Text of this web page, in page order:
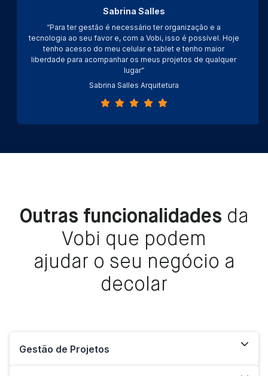
Sabrina Salles
“Para ter gestão é necessário ter organização e a
tecnologia ao seu favor e, com a Vobi, isso é possível. Hoje
tenho acesso do meu celular e tablet e tenho maior
liberdade para acompanhar os meus projetos de qualquer
lugar”
Sabrina Salles Arquitetura
Outras funcionalidades da
Vobi que podem
ajudar o seu negócio a
decolar
Gestão de Projetos